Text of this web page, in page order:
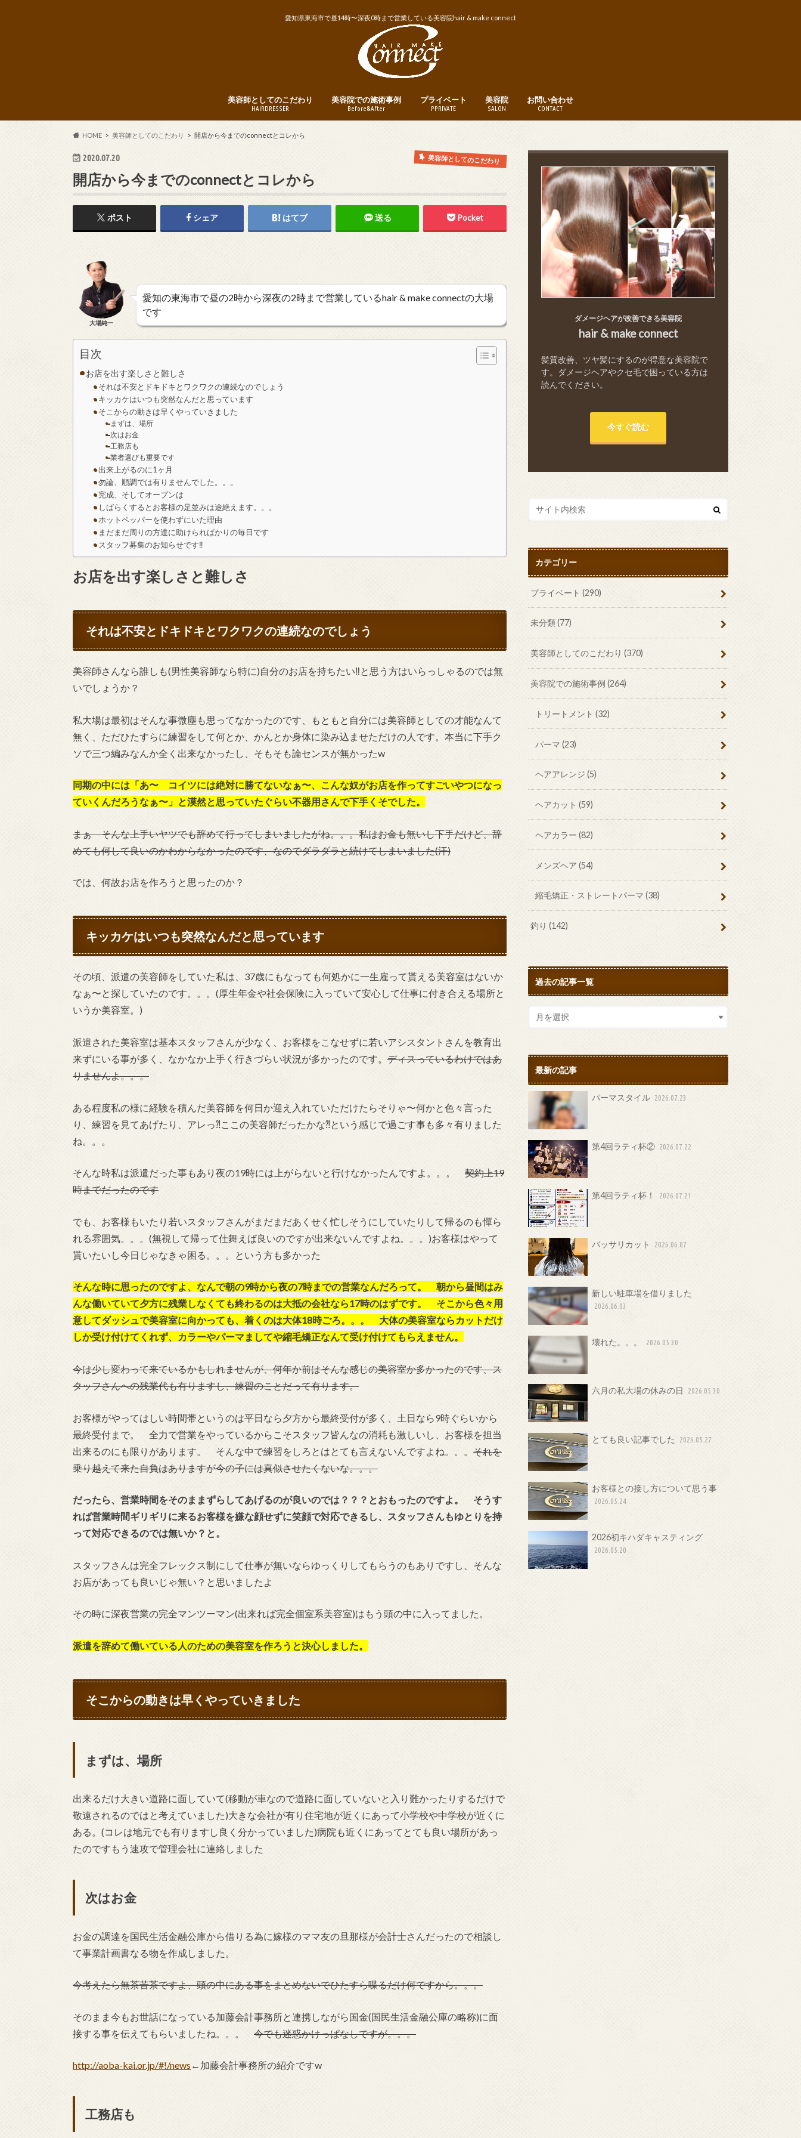
愛知県東海市で昼14時〜深夜0時まで営業している美容院hair & make connect
美容師としてのこだわり
HAIRDRESSER
美容院での施術事例
Before&After
プライベート
PPRIVATE
美容院
SALON
お問い合わせ
CONTACT
HOME 美容師としてのこだわり 開店から今までのconnectとコレから
2020.07.20 美容師としてのこだわり
開店から今までのconnectとコレから
ポスト シェア はてブ 送る Pocket
大場純一
愛知の東海市で昼の2時から深夜の2時まで営業しているhair & make connectの大場
です
目次
お店を出す楽しさと難しさ
それは不安とドキドキとワクワクの連続なのでしょう
キッカケはいつも突然なんだと思っています
そこからの動きは早くやっていきました
まずは、場所
次はお金
工務店も
業者選びも重要です
出来上がるのに1ヶ月
勿論、順調では有りませんでした。。。
完成、そしてオープンは
しばらくするとお客様の足並みは途絶えます。。。
ホットペッパーを使わずにいた理由
まだまだ周りの方達に助けらればかりの毎日です
スタッフ募集のお知らせです‼︎
お店を出す楽しさと難しさ
それは不安とドキドキとワクワクの連続なのでしょう
美容師さんなら誰しも(男性美容師なら特に)自分のお店を持ちたい‼︎と思う方はいらっしゃるのでは無
いでしょうか？
私大場は最初はそんな事微塵も思ってなかったのです、もともと自分には美容師としての才能なんて
無く、ただひたすらに練習をして何とか、かんとか身体に染み込ませただけの人です。本当に下手ク
ソで三つ編みなんか全く出来なかったし、そもそも論センスが無かったw
同期の中には「あ〜 コイツには絶対に勝てないなぁ〜、こんな奴がお店を作ってすごいやつになっ
ていくんだろうなぁ〜」と漠然と思っていたぐらい不器用さんで下手くそでした。
まぁ そんな上手いヤツでも辞めて行ってしまいましたがね。。。私はお金も無いし下手だけど、辞
めても何して良いのかわからなかったのです、なのでダラダラと続けてしまいました(汗)
では、何故お店を作ろうと思ったのか？
キッカケはいつも突然なんだと思っています
その頃、派遣の美容師をしていた私は、37歳にもなっても何処かに一生雇って貰える美容室はないか
なぁ〜と探していたのです。。。(厚生年金や社会保険に入っていて安心して仕事に付き合える場所と
いうか美容室。)
派遣された美容室は基本スタッフさんが少なく、お客様をこなせずに若いアシスタントさんを教育出
来ずにいる事が多く、なかなか上手く行きづらい状況が多かったのです。 ディスっているわけではあ
りませんよ。。。
ある程度私の様に経験を積んだ美容師を何日か迎え入れていただけたらそりゃ〜何かと色々言った
り、練習を見てあげたり、アレっ⁈ここの美容師だったかな⁈という感じで過ごす事も多々有りました
ね。。。
そんな時私は派遣だった事もあり夜の19時には上がらないと行けなかったんですよ。。。 契約上19
時までだったのです
でも、お客様もいたり若いスタッフさんがまだまだあくせく忙しそうにしていたりして帰るのも憚ら
れる雰囲気。。。(無視して帰って仕舞えば良いのですが出来ないんですよね。。。)お客様はやって
貰いたいし今日じゃなきゃ困る。。。という方も多かった
そんな時に思ったのですよ、なんで朝の9時から夜の7時までの営業なんだろって。 朝から昼間はみ
んな働いていて夕方に残業しなくても終わるのは大抵の会社なら17時のはずです。 そこから色々用
意してダッシュで美容室に向かっても、着くのは大体18時ごろ。。。 大体の美容室ならカットだけ
しか受け付けてくれず、カラーやパーマましてや縮毛矯正なんて受け付けてもらえません。
今は少し変わって来ているかもしれませんが、何年か前はそんな感じの美容室か多かったのです、ス
タッフさんへの残業代も有りますし、練習のことだって有ります。
お客様がやってはしい時間帯というのは平日なら夕方から最終受付が多く、土日なら9時ぐらいから
最終受付まで。 全力で営業をやっているからこそスタッフ皆んなの消耗も激しいし、お客様を担当
出来るのにも限りがあります。 そんな中で練習をしろとはとても言えないんですよね。。。 それを
乗り越えて来た自負はありますが今の子には真似させたくないな。。。
だったら、営業時間をそのままずらしてあげるのが良いのでは？？？とおもったのですよ。 そうす
れば営業時間ギリギリに来るお客様を嫌な顔せずに笑顔で対応できるし、スタッフさんもゆとりを持
って対応できるのでは無いか？と。
スタッフさんは完全フレックス制にして仕事が無いならゆっくりしてもらうのもありですし、そんな
お店があっても良いじゃ無い？と思いましたよ
その時に深夜営業の完全マンツーマン(出来れば完全個室系美容室)はもう頭の中に入ってました。
派遣を辞めて働いている人のための美容室を作ろうと決心しました。
そこからの動きは早くやっていきました
まずは、場所
出来るだけ大きい道路に面していて(移動が車なので道路に面していないと入り難かったりするだけで
敬遠されるのではと考えていました)大きな会社が有り住宅地が近くにあって小学校や中学校が近くに
ある。(コレは地元でも有りますし良く分かっていました)病院も近くにあってとても良い場所があっ
たのですもう速攻で管理会社に連絡しました
次はお金
お金の調達を国民生活金融公庫から借りる為に嫁様のママ友の旦那様が会計士さんだったので相談し
て事業計画書なる物を作成しました。
今考えたら無茶苦茶ですよ、頭の中にある事をまとめないでひたすら喋るだけ何ですから。。。
そのまま今もお世話になっている加藤会計事務所と連携しながら国金(国民生活金融公庫の略称)に面
接する事を伝えてもらいましたね。。。 今でも迷惑かけっぱなしですが。。。
http://aoba-kai.or.jp/#!/news ←加藤会計事務所の紹介ですw
工務店も
ダメージヘアが改善できる美容院
hair & make connect
髪質改善、ツヤ髪にするのが得意な美容院で
す。ダメージヘアやクセ毛で困っている方は
読んでください。
今すぐ読む
カテゴリー
プライベート(290)
未分類(77)
美容師としてのこだわり(370)
美容院での施術事例(264)
トリートメント (32)
パーマ (23)
ヘアアレンジ (5)
ヘアカット (59)
ヘアカラー (82)
メンズヘア (54)
縮毛矯正・ストレートパーマ (38)
釣り(142)
過去の記事一覧
最新の記事
パーマスタイル 2026.07.23
第4回ラティ杯② 2026.07.22
第4回ラティ杯！ 2026.07.21
バッサリカット 2026.06.07
新しい駐車場を借りました
2026.06.03
壊れた。。。 2026.05.30
六月の私大場の休みの日 2026.05.30
とても良い記事でした 2026.05.27
お客様との接し方について思う事
2026.05.24
2026初キハダキャスティング
2026.05.20